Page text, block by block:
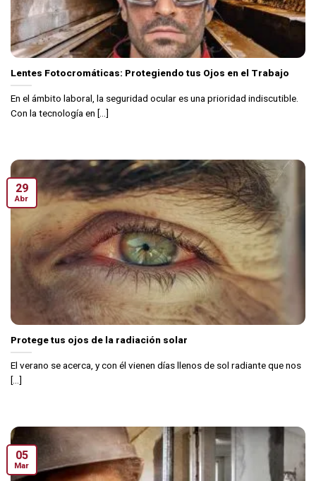
Lentes Fotocromáticas: Protegiendo tus Ojos en el Trabajo
En el ámbito laboral, la seguridad ocular es una prioridad indiscutible.
Con la tecnología en [...]
Protege tus ojos de la radiación solar
El verano se acerca, y con él vienen días llenos de sol radiante que nos
[...]
29
Abr
05
Mar